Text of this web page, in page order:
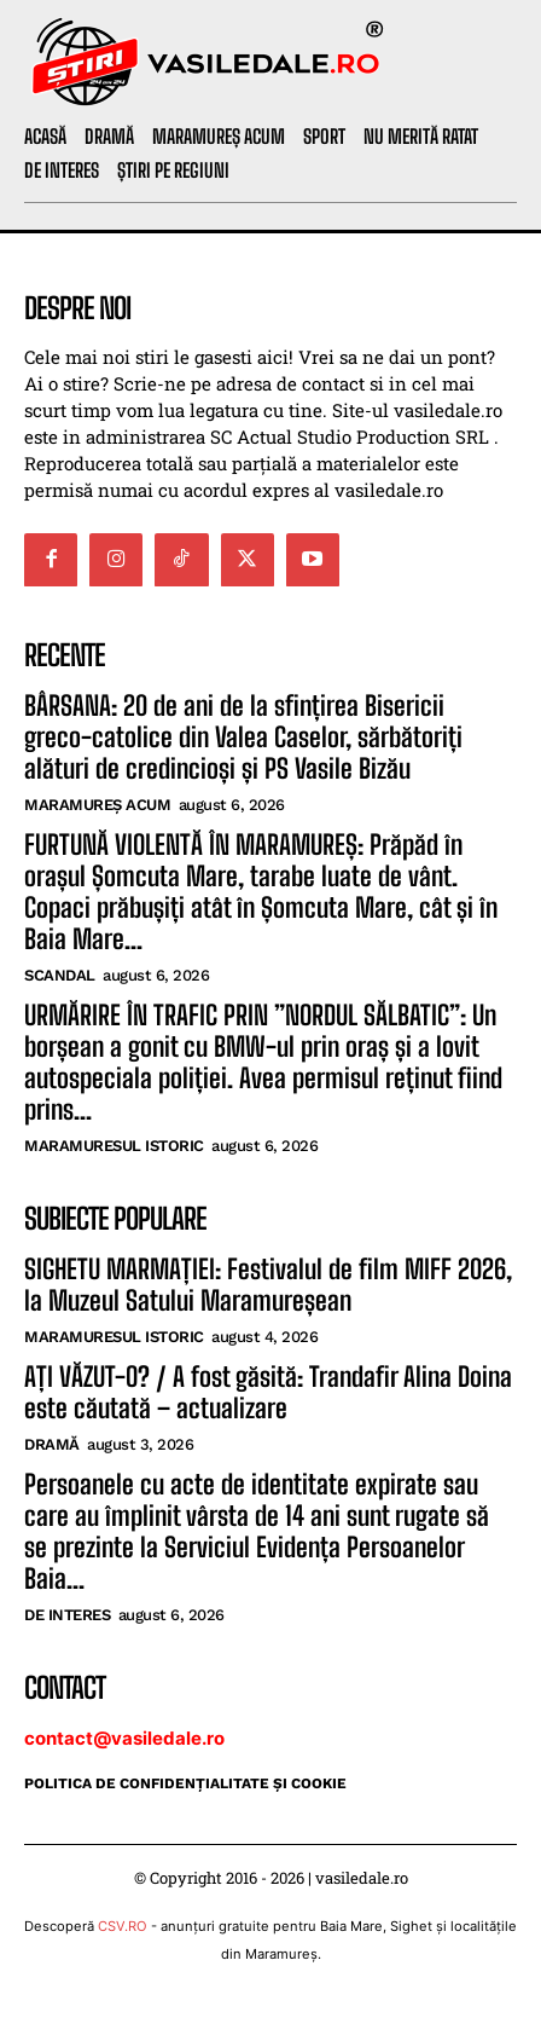
ACASĂ DRAMĂ MARAMUREȘ ACUM SPORT
NU MERITĂ RATAT
DE INTERES
ȘTIRI PE REGIUNI
DESPRE NOI
Cele mai noi stiri le gasesti aici! Vrei sa ne dai un pont?
Ai o stire? Scrie-ne pe adresa de contact si in cel mai
scurt timp vom lua legatura cu tine. Site-ul vasiledale.ro
este in administrarea SC Actual Studio Production SRL .
Reproducerea totală sau parțială a materialelor este
permisă numai cu acordul expres al vasiledale.ro
RECENTE
BÂRSANA: 20 de ani de la sfințirea Bisericii
greco-catolice din Valea Caselor, sărbătoriți
alături de credincioși și PS Vasile Bizău
MARAMUREȘ ACUM august 6, 2026
FURTUNĂ VIOLENTĂ ÎN MARAMUREȘ: Prăpăd în
orașul Șomcuta Mare, tarabe luate de vânt.
Copaci prăbușiți atât în Șomcuta Mare, cât și în
Baia Mare...
SCANDAL august 6, 2026
URMĂRIRE ÎN TRAFIC PRIN ”NORDUL SĂLBATIC”: Un
borșean a gonit cu BMW-ul prin oraș și a lovit
autospeciala poliției. Avea permisul reținut fiind
prins...
MARAMURESUL ISTORIC august 6, 2026
SUBIECTE POPULARE
SIGHETU MARMAȚIEI: Festivalul de film MIFF 2026,
la Muzeul Satului Maramureșean
MARAMURESUL ISTORIC august 4, 2026
AȚI VĂZUT-O? / A fost găsită: Trandafir Alina Doina
este căutată – actualizare
DRAMĂ august 3, 2026
Persoanele cu acte de identitate expirate sau
care au împlinit vârsta de 14 ani sunt rugate să
se prezinte la Serviciul Evidența Persoanelor
Baia...
DE INTERES august 6, 2026
CONTACT
contact@vasiledale.ro
POLITICA DE CONFIDENŢIALITATE ŞI COOKIE
© Copyright 2016 - 2026 | vasiledale.ro
Descoperă CSV.RO - anunțuri gratuite pentru Baia Mare, Sighet și localitățile
din Maramureș.